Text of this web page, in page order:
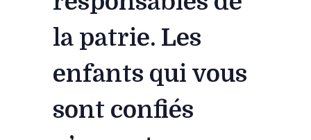
la patrie. Les
enfants qui vous
sont confiés